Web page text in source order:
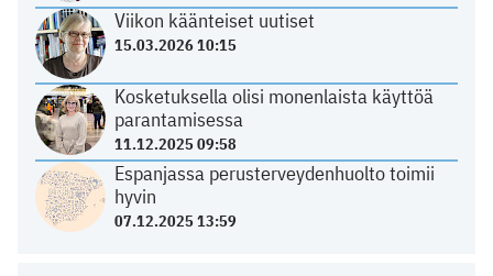
Viikon käänteiset uutiset
15.03.2026 10:15
Kosketuksella olisi monenlaista käyttöä
parantamisessa
11.12.2025 09:58
Espanjassa perusterveydenhuolto toimii
hyvin
07.12.2025 13:59